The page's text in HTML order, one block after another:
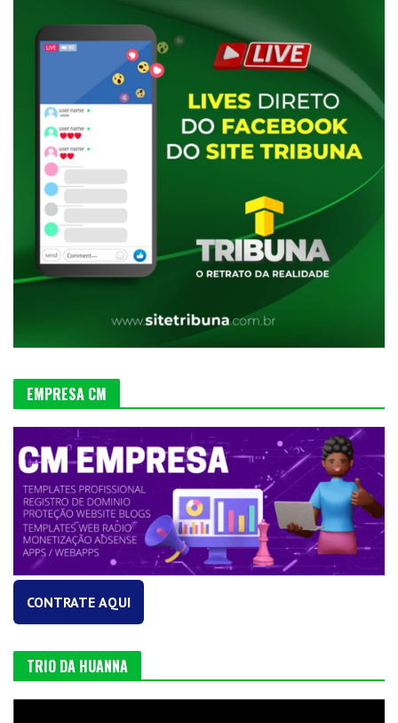
EMPRESA CM
CONTRATE AQUI
TRIO DA HUANNA